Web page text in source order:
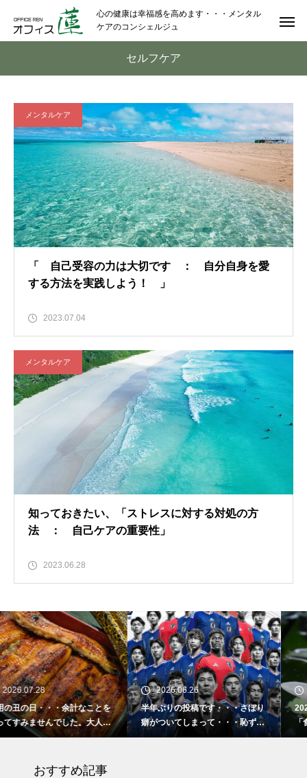
心の健康は幸福感を高めます・・・メンタル
ケアのコンシェルジュ
セルフケア
メンタルケア
「 自己受容の力は大切です ： 自分自身を愛
する方法を実践しよう！ 」
2023.07.04
メンタルケア
知っておきたい、「ストレスに対する対処の方
法 ： 自己ケアの重要性」
2023.06.28
2026.06.26
半年ぶりの投稿です・・・さぼり
癖がついてしまって・・・恥ずか
しぃ～ (〃ﾉωﾉ)
2026.02.16
2026 今年初めての投稿・・・
「食生活習慣の改善」が今年のテ
ーマです。
おすすめ記事